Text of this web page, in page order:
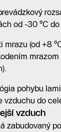
od -30 °C do
mrazu (od +8
mrazom
pohybu
vzduchu do
vzduch
zabudovaný